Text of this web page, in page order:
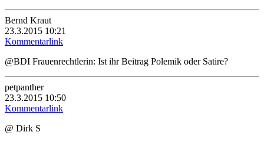
Bernd Kraut
23.3.2015 10:21
Kommentarlink
@BDI Frauenrechtlerin: Ist ihr Beitrag Polemik oder Satire?
petpanther
23.3.2015 10:50
Kommentarlink
@ Dirk S